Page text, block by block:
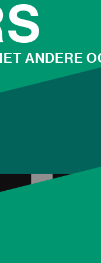
ANDERE